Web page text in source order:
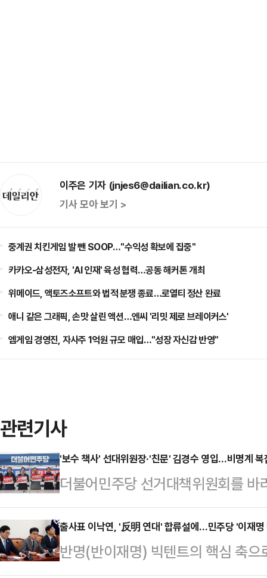
이주은 기자 (jnjes6@dailian.co.kr)
기사 모아 보기 >
중계권 치킨게임 발 뺀 SOOP…"수익성 확보에 집중"
카카오-삼성전자, 'AI 인재' 육성 협력…공동 해커톤 개최
위메이드, 액토즈소프트와 법적 분쟁 종료…로열티 정산 완료
애니 같은 그래픽, 손맛 살린 액션…엔씨 '리밋 제로 브레이커스'
엠게임 경영진, 자사주 1억원 규모 매입…"성장 자신감 반영"
관련기사
'보수 책사' 선대위원장·'친문' 김경수 영입…비명계
더불어민주당 선거대책위원회를
파와 정치적 배경을 가리지 않고 인
장'에 초점을 두고 선대위를 구성했
환경부 장관과 노무현 정부 초대 법
출사표 이낙연, '反明 연대' 합류설에…민주당 '이재명
반명(반이재명) 빅텐트의 핵심 축